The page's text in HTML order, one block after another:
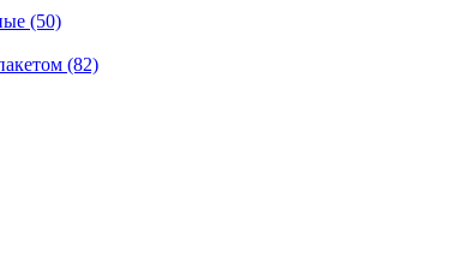
(50)
(82)